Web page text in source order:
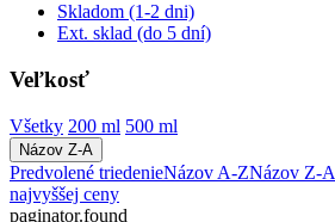
Skladom (1-2 dni)
Ext. sklad (do 5 dní)
Veľkosť
Všetky 200 ml 500 ml
Názov Z-A
Predvolené triedenieNázov A-ZNázov Z-A
najvyššej ceny
paginator.found